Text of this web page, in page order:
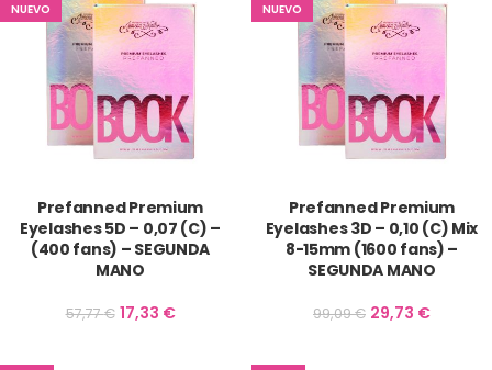
NUEVO
Prefanned Premium
Eyelashes 5D – 0,07 (C) –
(400 fans) – SEGUNDA
MANO
57,77€ 17,33 €
NUEVO
Prefanned Premium
Eyelashes 3D – 0,10 (C) Mix
8-15mm (1600 fans) –
SEGUNDA MANO
99,09€ 29,73 €